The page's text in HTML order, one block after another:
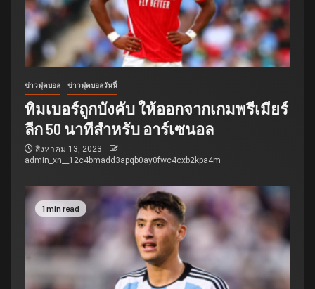
ข่าวฟุตบอล ข่าวฟุตบอลวันนี้
ทิมเบอร์ถูกบังคับ ให้ออกจากเกมพรีเมียร์
ลีก 50 นาทีสำหรับ อาร์เซนอล
สิงหาคม 13, 2023
admin_xn__12c4bmadd3apqb0ay0fwc4cxb2kpa4m
1 min read